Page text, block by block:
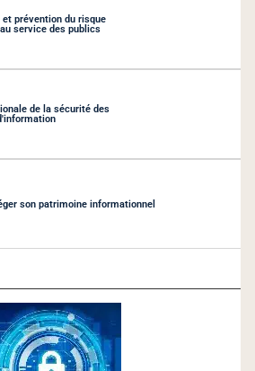
prévention du risque
service des publics
de la sécurité des
son patrimoine informationnel